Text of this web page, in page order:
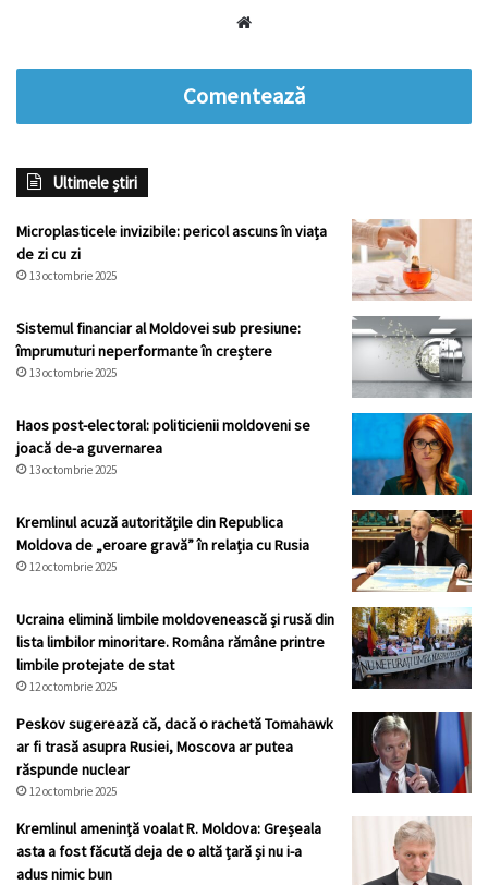
Comentează
Ultimele știri
Microplasticele invizibile: pericol ascuns în viața
de zi cu zi
13 octombrie 2025
Sistemul financiar al Moldovei sub presiune:
împrumuturi neperformante în creștere
13 octombrie 2025
Haos post-electoral: politicienii moldoveni se
joacă de-a guvernarea
13 octombrie 2025
Kremlinul acuză autoritățile din Republica
Moldova de „eroare gravă” în relația cu Rusia
12 octombrie 2025
Ucraina elimină limbile moldovenească și rusă din
lista limbilor minoritare. Româna rămâne printre
limbile protejate de stat
12 octombrie 2025
Peskov sugerează că, dacă o rachetă Tomahawk
ar fi trasă asupra Rusiei, Moscova ar putea
răspunde nuclear
12 octombrie 2025
Kremlinul ameninţă voalat R. Moldova: Greșeala
asta a fost făcută deja de o altă țară și nu i-a
adus nimic bun